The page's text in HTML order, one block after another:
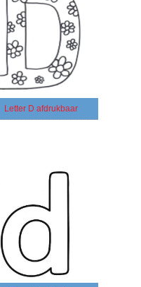
Letter D afdrukbaar